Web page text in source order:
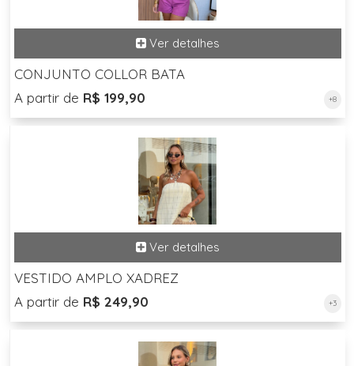
CONJUNTO COLLOR BATA
A partir de R$ 199,90 +8
VESTIDO AMPLO XADREZ
A partir de R$ 249,90 +3